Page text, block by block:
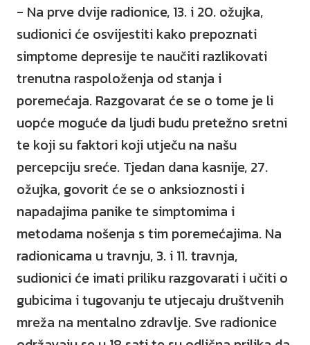
- Na prve dvije radionice, 13. i 20. ožujka,
sudionici će osvijestiti kako prepoznati
simptome depresije te naučiti razlikovati
trenutna raspoloženja od stanja i
poremećaja. Razgovarat će se o tome je li
uopće moguće da ljudi budu pretežno sretni
te koji su faktori koji utječu na našu
percepciju sreće. Tjedan dana kasnije, 27.
ožujka, govorit će se o anksioznosti i
napadajima panike te simptomima i
metodama nošenja s tim poremećajima. Na
radionicama u travnju, 3. i 11. travnja,
sudionici će imati priliku razgovarati i učiti o
gubicima i tugovanju te utjecaju društvenih
mreža na mentalno zdravlje. Sve radionice